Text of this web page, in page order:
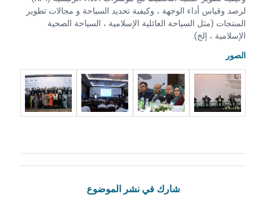
لرصد وقياس أداء الوجهة ، وكيفية تحديد السياحة و مجالات تطوير
المنتجات (مثل السياحة العائلية الإسلامية ، السياحة الصحية
الإسلامية ، إلخ).
الصور
شارك في نشر الموضوع